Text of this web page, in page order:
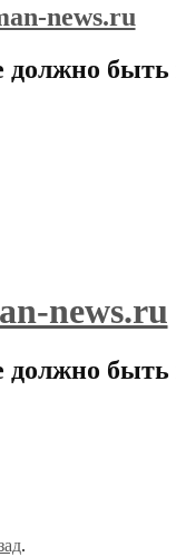
news.ru
должно
news.ru
должно
.